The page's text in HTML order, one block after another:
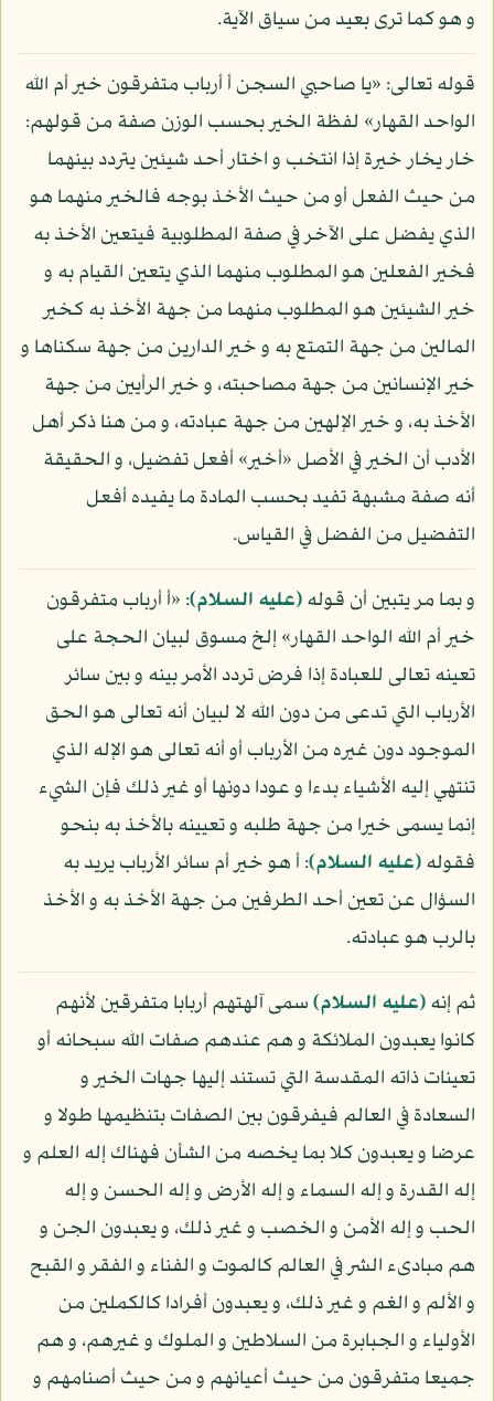
و هو كما ترى بعيد من سياق الآية.
قوله تعالى: «يا صاحبي السجن أ أرباب متفرقون خير أم الله
الواحد القهار» لفظة الخير بحسب الوزن صفة من قولهم:
خار يخار خيرة إذا انتخب و اختار أحد شيئين يتردد بينهما
من حيث الفعل أو من حيث الأخذ بوجه فالخير منهما هو
الذي يفضل على الآخر في صفة المطلوبية فيتعين الأخذ به
فخير الفعلين هو المطلوب منهما الذي يتعين القيام به و
خير الشيئين هو المطلوب منهما من جهة الأخذ به كخير
المالين من جهة التمتع به و خير الدارين من جهة سكناها و
خير الإنسانين من جهة مصاحبته، و خير الرأيين من جهة
الأخذ به، و خير الإلهين من جهة عبادته، و من هنا ذكر أهل
الأدب أن الخير في الأصل «أخير» أفعل تفضيل، و الحقيقة
أنه صفة مشبهة تفيد بحسب المادة ما يفيده أفعل
التفضيل من الفضل في القياس.
و بما مر يتبين أن قوله(عليه السلام): «أ أرباب متفرقون
خير أم الله الواحد القهار» إلخ مسوق لبيان الحجة على
تعينه تعالى للعبادة إذا فرض تردد الأمر بينه و بين سائر
الأرباب التي تدعى من دون الله لا لبيان أنه تعالى هو الحق
الموجود دون غيره من الأرباب أو أنه تعالى هو الإله الذي
تنتهي إليه الأشياء بدءا و عودا دونها أو غير ذلك فإن الشيء
إنما يسمى خيرا من جهة طلبه و تعيينه بالأخذ به بنحو
فقوله(عليه السلام): أ هو خير أم سائر الأرباب يريد به
السؤال عن تعين أحد الطرفين من جهة الأخذ به و الأخذ
بالرب هو عبادته.
ثم إنه(عليه السلام)سمى آلهتهم أربابا متفرقين لأنهم
كانوا يعبدون الملائكة و هم عندهم صفات الله سبحانه أو
تعينات ذاته المقدسة التي تستند إليها جهات الخير و
السعادة في العالم فيفرقون بين الصفات بتنظيمها طولا و
عرضا و يعبدون كلا بما يخصه من الشأن فهناك إله العلم و
إله القدرة و إله السماء و إله الأرض و إله الحسن و إله
الحب و إله الأمن و الخصب و غير ذلك، و يعبدون الجن و
هم مبادىء الشر في العالم كالموت و الفناء و الفقر و القبح
و الألم و الغم و غير ذلك، و يعبدون أفرادا كالكملين من
الأولياء و الجبابرة من السلاطين و الملوك و غيرهم، و هم
جميعا متفرقون من حيث أعيانهم و من حيث أصنامهم و